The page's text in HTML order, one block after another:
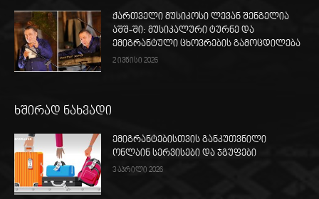
ქართველი მუსიკოსი ლევან შენგელია
აშშ-ში: მუსიკალური ტურნე და
ემიგრანტული ცხოვრების გამოცდილება
2 ივნისი 2026
ხშირად ნახვადი
ემიგრანტებისთვის განკუთვნილი
ონლაინ სერვისები და ჯგუფები
3 აპრილი 2026